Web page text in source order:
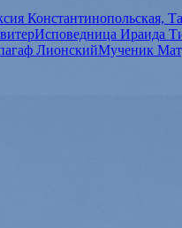
Константинопольская,
Исповедница Ираида
ЛионскийМученик